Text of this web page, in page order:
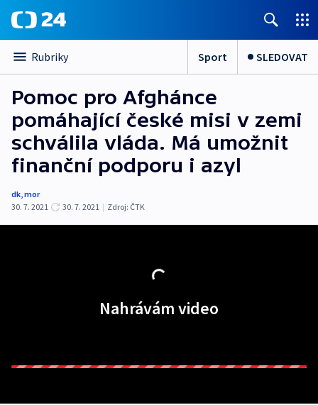
Rubriky Sport SLEDOVAT
Pomoc pro Afghánce
pomáhající české misi v zemi
schválila vláda. Má umožnit
finanční podporu i azyl
dk,mor
30. 7. 2021
30. 7. 2021 | Zdroj: ČTK
Nahrávám video